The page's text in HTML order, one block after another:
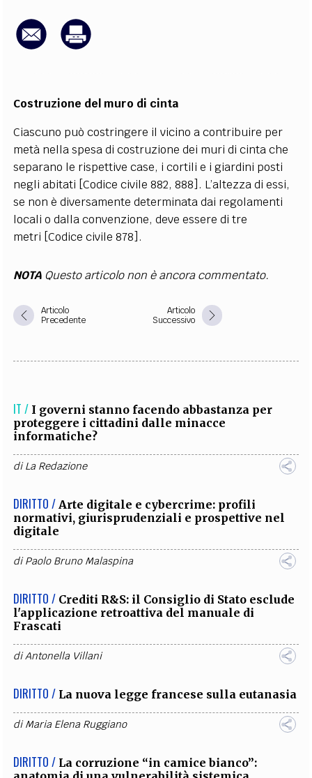
CODICI RUBRICHE
Costruzione del muro di cinta
Ciascuno può costringere il vicino a contribuire per
metà nella spesa di costruzione dei muri di cinta che
separano le rispettive case, i cortili e i giardini posti
negli abitati [Codice civile 882, 888]. L’altezza di essi,
se non è diversamente determinata dai regolamenti
locali o dalla convenzione, deve essere di tre
metri [Codice civile 878].
NOTA Questo articolo non è ancora commentato.
Articolo
Precedente
Articolo
Successivo
IT / I governi stanno facendo abbastanza per
proteggere i cittadini dalle minacce
informatiche?
diLa Redazione
DIRITTO / Arte digitale e cybercrime: profili
normativi, giurisprudenziali e prospettive nel
digitale
diPaolo Bruno Malaspina
DIRITTO / Crediti R&S: il Consiglio di Stato esclude
l'applicazione retroattiva del manuale di
Frascati
diAntonella Villani
DIRITTO / La nuova legge francese sulla eutanasia
diMaria Elena Ruggiano
DIRITTO / La corruzione “in camice bianco”: